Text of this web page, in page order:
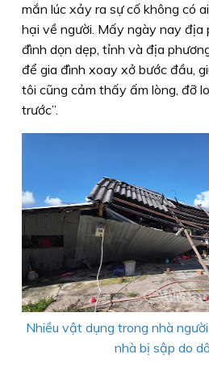
mắn lúc xảy ra sự cố không có
hại về người. Mấy ngày nay địa
đình dọn dẹp, tỉnh và địa
để gia đình xoay xở bước đầu,
tôi cũng cảm thấy ấm lòng, đỡ
trước”.
Nhiều vật dụng trong nhà
nhà bị sập do